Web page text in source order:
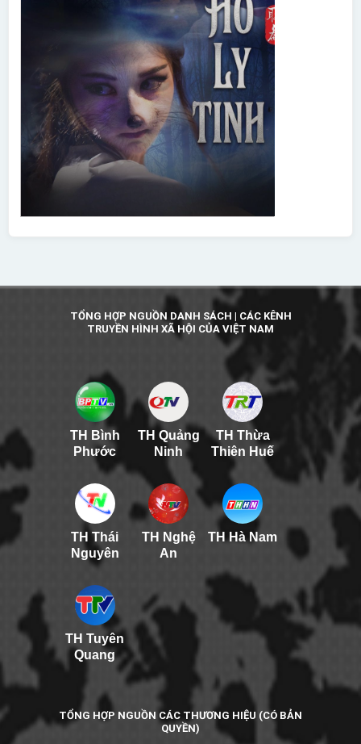
TỔNG HỢP NGUỒN DANH SÁCH | CÁC KÊNH
TRUYỀN HÌNH XÃ HỘI CỦA VIỆT NAM
TH Bình
Phước
TH Quảng
Ninh
TH Thừa
Thiên Huế
TH Thái
Nguyên
TH Nghệ
An
TH Hà Nam
TH Tuyên
Quang
TỔNG HỢP NGUỒN CÁC THƯƠNG HIỆU (CÓ BẢN
QUYỀN)